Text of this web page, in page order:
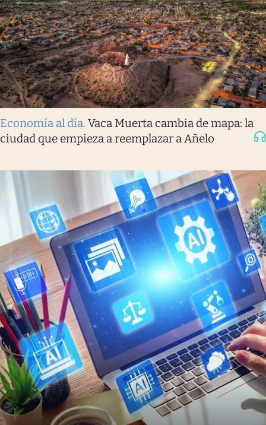
Economía al día. Vaca Muerta cambia de mapa: la
ciudad que empieza a reemplazar a Añelo